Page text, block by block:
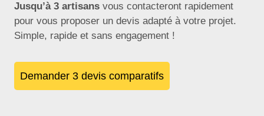
Jusqu’à 3 artisans vous contacteront rapidement
pour vous proposer un devis adapté à votre projet.
Simple, rapide et sans engagement !
Demander 3 devis comparatifs